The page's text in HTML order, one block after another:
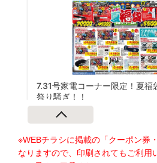
※WEBチラシに掲載の「クーポン券
なりますので、印刷されてもご利用